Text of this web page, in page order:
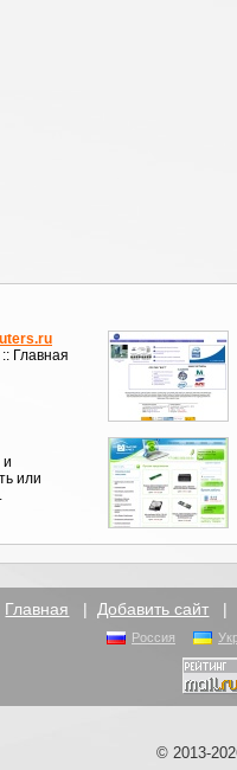
Главная
и
или
Главная | Добавить сайт |
Россия
© 2013-